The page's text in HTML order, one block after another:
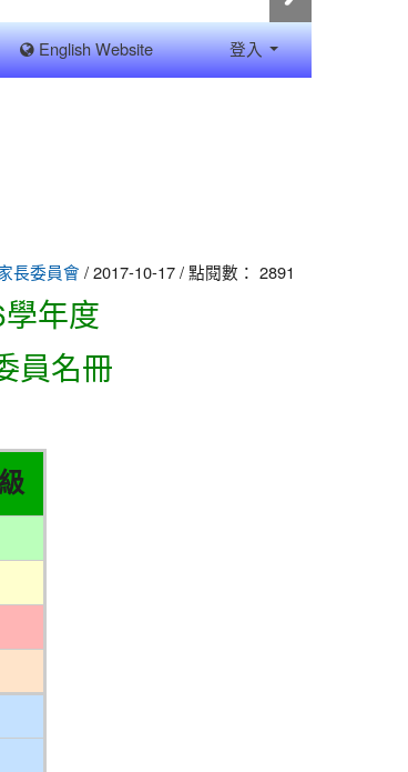
English Website 登入
長委員會 / 2017-10-17 / 點閱數： 2891
年度
員名冊